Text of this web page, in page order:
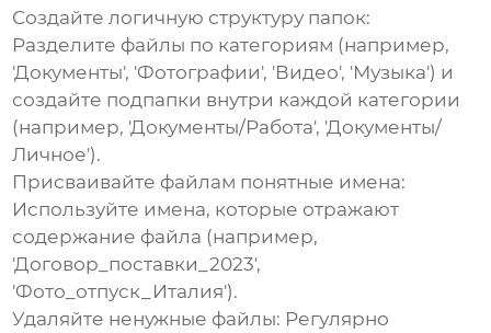
Создайте логичную структуру папок:
Разделите файлы по категориям (например,
'Документы', 'Фотографии', 'Видео', 'Музыка') и
создайте подпапки внутри каждой категории
(например, 'Документы/Работа', 'Документы/
Личное').
Присваивайте файлам понятные имена:
Используйте имена, которые отражают
содержание файла (например,
'Договор_поставки_2023',
'Фото_отпуск_Италия').
Удаляйте ненужные файлы: Регулярно